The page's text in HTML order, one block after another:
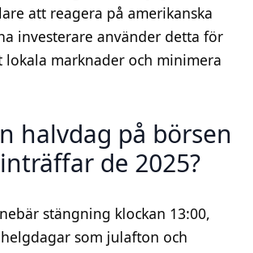
att reagera på amerikanska
investerare använder detta för
lokala marknader och minimera
halvdag på börsen
de 2025?
stängning klockan 13:00,
som julafton och